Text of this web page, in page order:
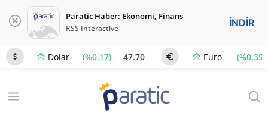
Paratic Haber: Ekonomi, Finans
RSS Interactive İNDİR
Dolar (%0.17) 47.70 Euro (%0.35)